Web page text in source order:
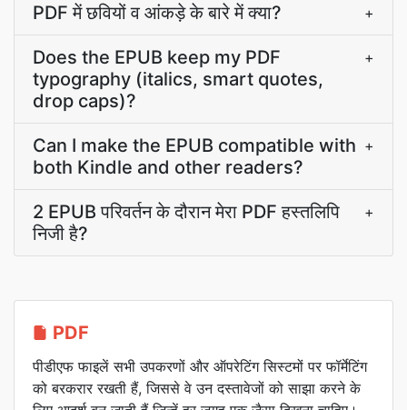
PDF में छवियों व आंकड़े के बारे में क्या? +
Does the EPUB keep my PDF
typography (italics, smart quotes,
drop caps)?
+
Can I make the EPUB compatible with
both Kindle and other readers?
+
2 EPUB परिवर्तन के दौरान मेरा PDF हस्तलिपि
निजी है?
+
PDF
पीडीएफ फाइलें सभी उपकरणों और ऑपरेटिंग सिस्टमों पर फॉर्मेटिंग
को बरकरार रखती हैं, जिससे वे उन दस्तावेजों को साझा करने के